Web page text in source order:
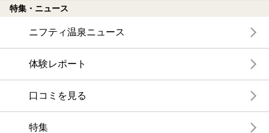
特集・ニュース
ニフティ温泉ニュース
体験レポート
口コミを見る
特集